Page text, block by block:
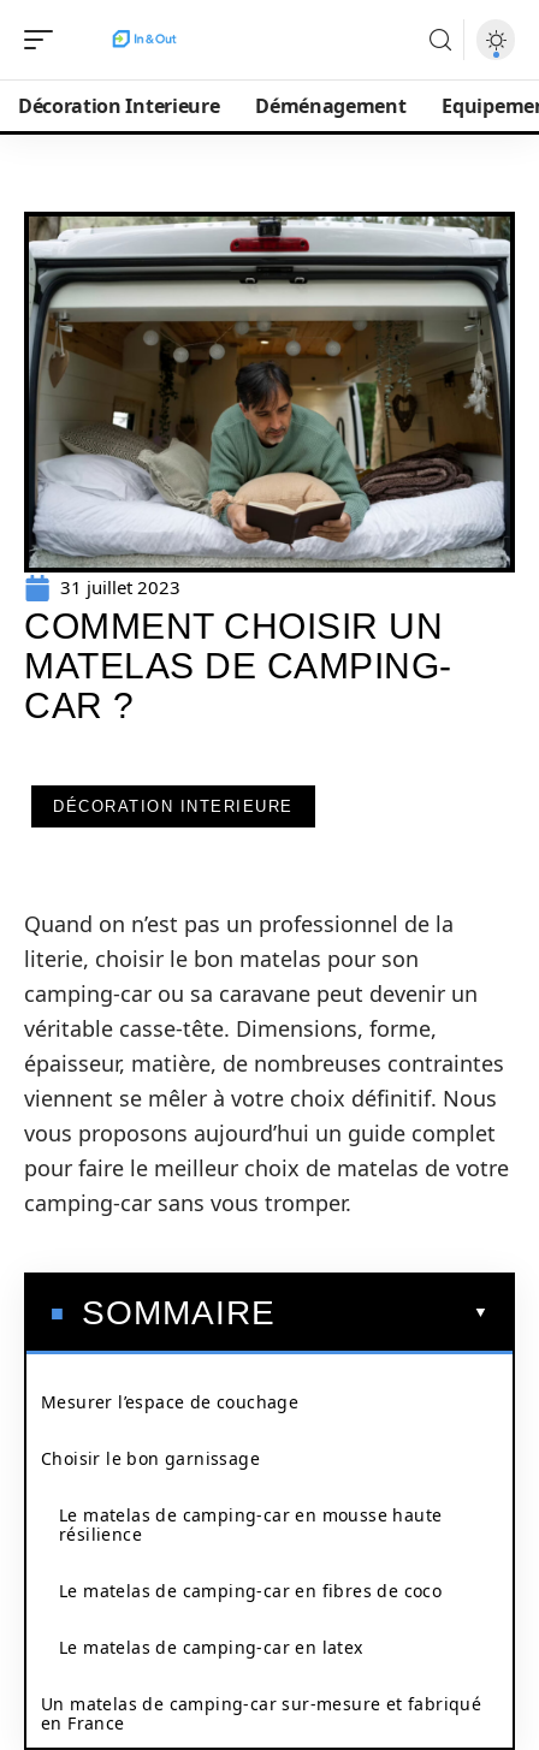
Décoration Interieure Déménagement
31 juillet 2023
COMMENT CHOISIR UN
MATELAS DE CAMPING-
CAR ?
DÉCORATION INTERIEURE
Quand on n’est pas un professionnel de la
literie, choisir le bon matelas pour son
camping-car ou sa caravane peut devenir un
véritable casse-tête. Dimensions, forme,
épaisseur, matière, de nombreuses contraintes
viennent se mêler à votre choix définitif. Nous
vous proposons aujourd’hui un guide complet
pour faire le meilleur choix de matelas de votre
camping-car sans vous tromper.
SOMMAIRE
Mesurer l’espace de couchage
Choisir le bon garnissage
Le matelas de camping-car en mousse haute
résilience
Le matelas de camping-car en fibres de coco
Le matelas de camping-car en latex
Un matelas de camping-car sur-mesure et fabriqué
en France